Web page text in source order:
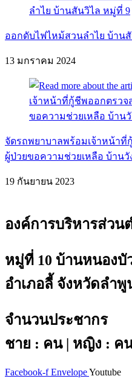
ออกดับไฟไหม้สวนลำไย บ้าน
13 มกราคม 2024
จัดรถพยาบาลพร้อมเจ้าหน้าที่
ผู้ป่วยขอความช่วยเหลือ บ้าน
19 กันยายน 2023
องค์การบริหารส่วน
หมู่ที่ 10 บ้านหนอง
อำเภอลี้ จังหวัดลำพู
จำนวนประชากร
ชาย : คน | หญิง : ค
Facebook-f EnvelopeYoutube